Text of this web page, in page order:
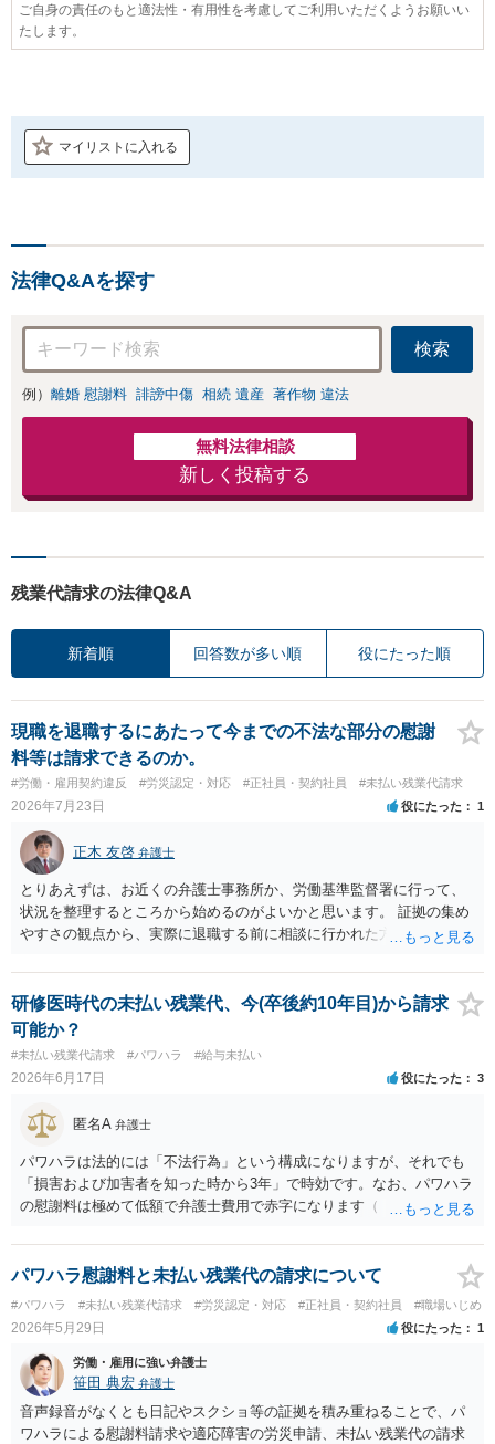
ご自身の責任のもと適法性・有用性を考慮してご利用いただくようお願いい
たします。
マイリストに入れる
法律Q&Aを探す
検索
例） 離婚 慰謝料 誹謗中傷 相続 遺産 著作物 違法
無料法律相談
新しく投稿する
残業代請求の法律Q&A
新着順 回答数が多い順 役にたった順
現職を退職するにあたって今までの不法な部分の慰謝
料等は請求できるのか。
#労働・雇用契約違反 #労災認定・対応 #正社員・契約社員 #未払い残業代請求
2026年7月23日 役にたった 1
正木 友啓 弁護士
とりあえずは、お近くの弁護士事務所か、労働基準監督署に行って、
状況を整理するところから始めるのがよいかと思います。 証拠の集め
やすさの観点から、実際に退職する前に相談に行かれた方がよいかと
研修医時代の未払い残業代、今(卒後約10年目)から請求
可能か？
#未払い残業代請求 #パワハラ #給与未払い
2026年6月17日 役にたった 3
匿名A 弁護士
パワハラは法的には「不法行為」という構成になりますが、それでも
「損害および加害者を知った時から3年」で時効です。なお、パワハラ
の慰謝料は極めて低額で弁護士費用で赤字になります（「しまむら
ては、ただ時間が経過するだけでは足りず、時効の利益を受ける者が
「援用」、つまり「時効を主張する」ことが必要です。この「援用」
が一定の場合、信義則に反し許されないとされる場合があります（つ
まり時効の首長ができないので権利が認められる）。 ただ非常に例外
的なケースなので、あなたの事案で時効の援用が信義則違反といえる
かは具体的事情を聴いてみないと何とも言えません（一般には「ほぼ
不可能」と考えてください）。 一度、当時の事情を文書化して直接弁
護士に面談相談されることをお勧めします。
パワハラ慰謝料と未払い残業代の請求について
#パワハラ #未払い残業代請求 #労災認定・対応 #正社員・契約社員 #職場いじめ
2026年5月29日 役にたった 1
労働・雇用に強い弁護士
笹田 典宏 弁護士
音声録音がなくとも日記やスクショ等の証拠を積み重ねることで、パ
ワハラによる慰謝料請求や適応障害の労災申請、未払い残業代の請求